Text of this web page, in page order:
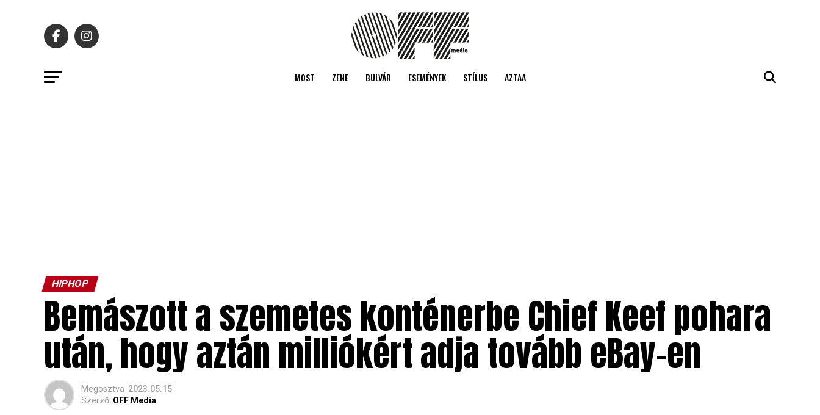
MOST ZENE BULVÁR ESEMÉNYEK STÍLUS AZTAA
HIPHOP
Bemászott a szemetes konténerbe Chief Keef pohara
után, hogy aztán milliókért adja tovább eBay-en
Megosztva 2023.05.15
Szerző: OFF Media